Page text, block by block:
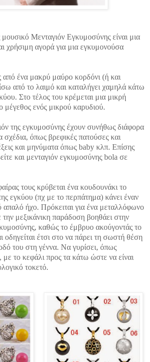
Μενταγιόν Εγκυμοσύνης είναι μια
χρήσιμη αγορά για μια εγκυμονούσα
από ένα μακρύ μαύρο κορδόνι (ή και
από το λαιμό και καταλήγει χαμηλά κάτω
Στο τέλος του κρέμεται μια μικρή
μέγεθος ενός μικρού καρυδιού.
της εγκυμοσύνης έχουν συνήθως διάφορα
όπως βρεφικές πατούσες και
και μηνύματα όπως baby κλπ. Επίσης
και μενταγιόν εγκυμοσύνης bola σε
τους κρύβεται ένα κουδουνάκι το
εγκύου (πχ με το περπάτημα) κάνει έναν
απαλό ήχο. Πρόκειται για ένα μεταλλόφωνο
μεξικάνικη παράδοση βοηθάει στην
καθώς το έμβρυο ακούγοντάς το
οδηγείται έτσι στο να πάρει τη σωστή θέση
του στη γέννα. Να γυρίσει, όπως
το κεφάλι προς τα κάτω ώστε να είναι
τοκετό.